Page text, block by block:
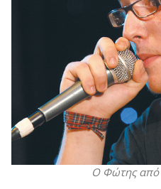
Ο Φώτης από